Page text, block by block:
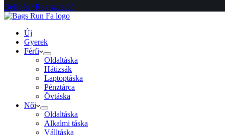
Belépés / Regisztráció
Új
Gyerek
Férfi
Oldaltáska
Hátizsák
Laptoptáska
Pénztárca
Övtáska
Női
Oldaltáska
Alkalmi táska
Válltáska